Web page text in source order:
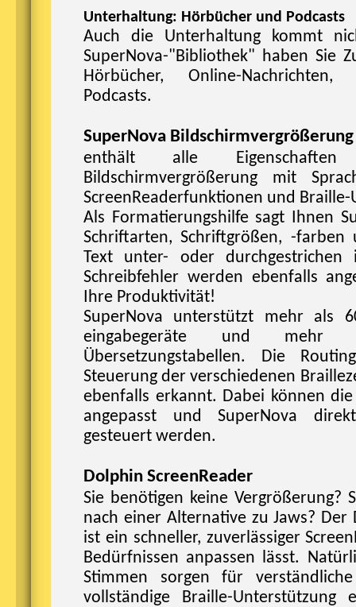
Unterhaltung: Hörbücher und Podcasts
Auch die Unterhaltung kommt
SuperNova-"Bibliothek" haben Sie
Hörbücher, Online-
Podcasts.
SuperNova
enthält alle
Bildschirmvergrößerung mit
ScreenReaderfunktionen und
Als Formatierungshilfe sagt Ihnen
Schriftarten, Schriftgrößen, -
Text unter- oder
Schreibfehler werden ebenfalls
Ihre Produktivität!
SuperNova unterstützt mehr als
eingabegeräte und
Übersetzungstabellen. Die
Steuerung der verschiedenen
ebenfalls erkannt. Dabei können
angepasst und SuperNova
gesteuert werden.
Dolphin ScreenReader
Sie benötigen keine Vergrößerung?
nach einer Alternative zu Jaws? Der
ist ein schneller, zuverlässiger
Bedürfnissen anpassen lässt.
Stimmen sorgen für
vollständige Braille-Unterstützung